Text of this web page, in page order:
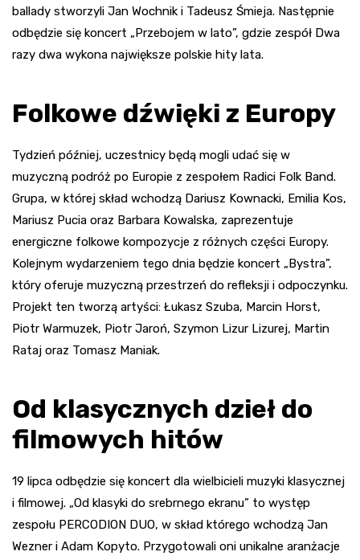
ballady stworzyli Jan Wochnik i Tadeusz Śmieja. Następnie
odbędzie się koncert „Przebojem w lato”, gdzie zespół Dwa
razy dwa wykona największe polskie hity lata.
Folkowe dźwięki z Europy
Tydzień później, uczestnicy będą mogli udać się w
muzyczną podróż po Europie z zespołem Radici Folk Band.
Grupa, w której skład wchodzą Dariusz Kownacki, Emilia Kos,
Mariusz Pucia oraz Barbara Kowalska, zaprezentuje
energiczne folkowe kompozycje z różnych części Europy.
Kolejnym wydarzeniem tego dnia będzie koncert „Bystra”,
który oferuje muzyczną przestrzeń do refleksji i odpoczynku.
Projekt ten tworzą artyści: Łukasz Szuba, Marcin Horst,
Piotr Warmuzek, Piotr Jaroń, Szymon Lizur Lizurej, Martin
Rataj oraz Tomasz Maniak.
Od klasycznych dzieł do
filmowych hitów
19 lipca odbędzie się koncert dla wielbicieli muzyki klasycznej
i filmowej. „Od klasyki do srebrnego ekranu” to występ
zespołu PERCODION DUO, w skład którego wchodzą Jan
Wezner i Adam Kopyto. Przygotowali oni unikalne aranżacje